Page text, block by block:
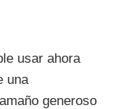
usar ahora
una
generoso